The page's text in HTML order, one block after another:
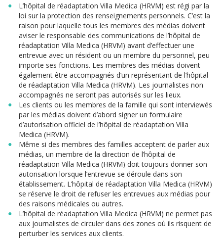
L’hôpital de réadaptation Villa Medica (HRVM) est régi par la
loi sur la protection des renseignements personnels. C’est la
raison pour laquelle tous les membres des médias doivent
aviser le responsable des communications de l’hôpital de
réadaptation Villa Medica (HRVM) avant d’effectuer une
entrevue avec un résident ou un membre du personnel, peu
importe ses fonctions. Les membres des médias doivent
également être accompagnés d’un représentant de l’hôpital
de réadaptation Villa Medica (HRVM). Les journalistes non
accompagnés ne seront pas autorisés sur les lieux.
Les clients ou les membres de la famille qui sont interviewés
par les médias doivent d’abord signer un formulaire
d’autorisation officiel de l’hôpital de réadaptation Villa
Medica (HRVM).
Même si des membres des familles acceptent de parler aux
médias, un membre de la direction de l’hôpital de
réadaptation Villa Medica (HRVM) doit toujours donner son
autorisation lorsque l’entrevue se déroule dans son
établissement. L’hôpital de réadaptation Villa Medica (HRVM)
se réserve le droit de refuser les entrevues aux médias pour
des raisons médicales ou autres.
L’hôpital de réadaptation Villa Medica (HRVM) ne permet pas
aux journalistes de circuler dans des zones où ils risquent de
perturber les services aux clients.